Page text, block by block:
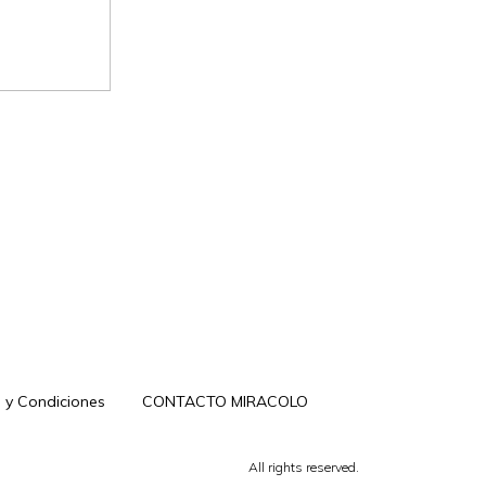
y Condiciones CONTACTO MIRACOLO
All rights reserved.